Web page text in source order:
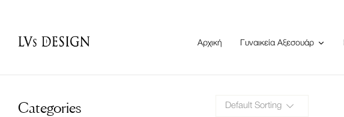
Αρχική Γυναικεία Αξεσουάρ
Categories Default Sorting